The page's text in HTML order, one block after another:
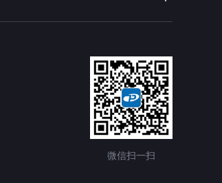
微信扫一扫